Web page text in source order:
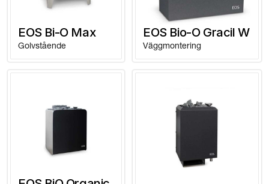
EOS Bi-O Max
Golvstående
EOS Bio-O Gracil W
Väggmontering